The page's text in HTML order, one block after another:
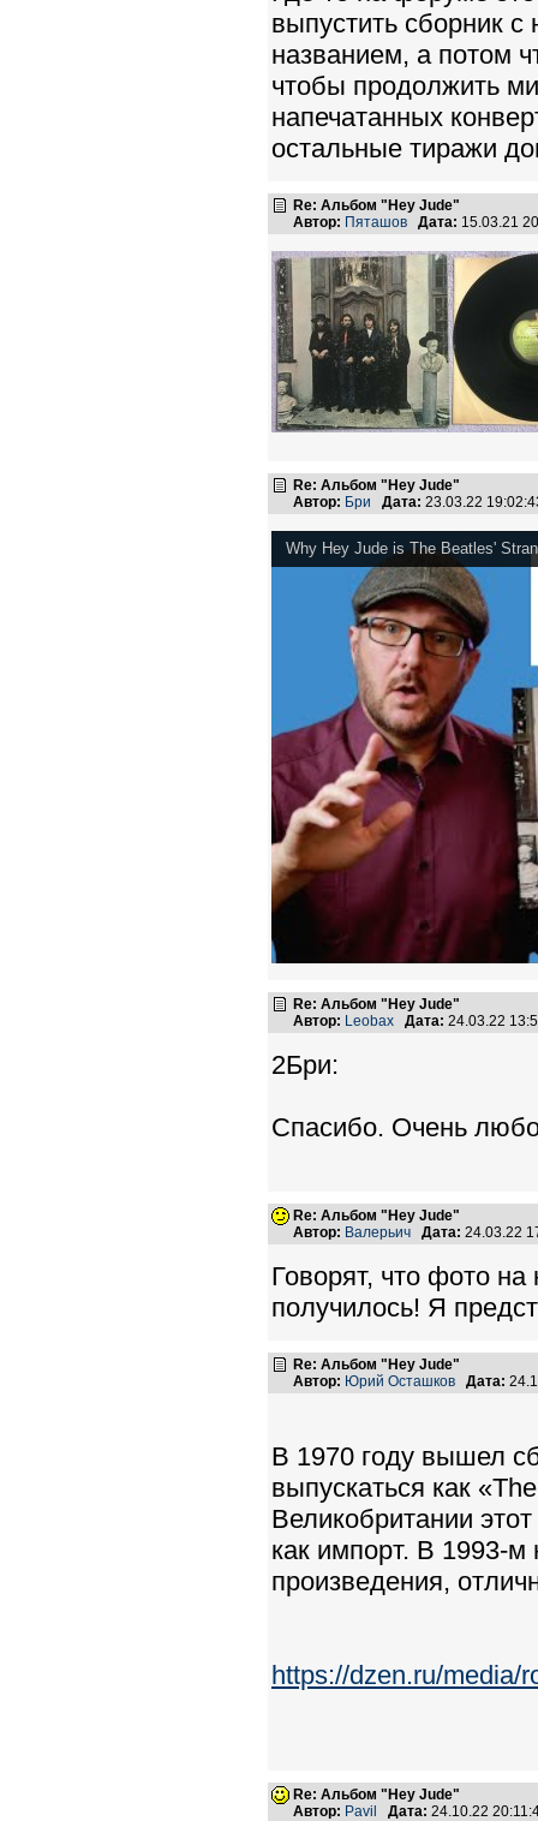
выпустить сборник
названием, а потом
чтобы продолжить
напечатанных
остальные тиражи
Re: Альбом "Hey Jude"
Автор: Пяташов Дата: 15.03.21
Re: Альбом "Hey Jude"
Автор: Бри Дата: 23.03.22
Why Hey Jude is The Beatles'
Re: Альбом "Hey Jude"
Автор: Leobax Дата: 24.03.22
2Бри:
Спасибо. Очень
Re: Альбом "Hey Jude"
Автор: Валерьич Дата: 24.03.22
Говорят, что фото
получилось! Я
Re: Альбом "Hey Jude"
Автор: Юрий Осташков Дата:
В 1970 году вышел
выпускаться как
Великобритании
как импорт. В 1993-
произведения,
https://dzen.ru/media/
Re: Альбом "Hey Jude"
Автор: Pavil Дата: 24.10.22